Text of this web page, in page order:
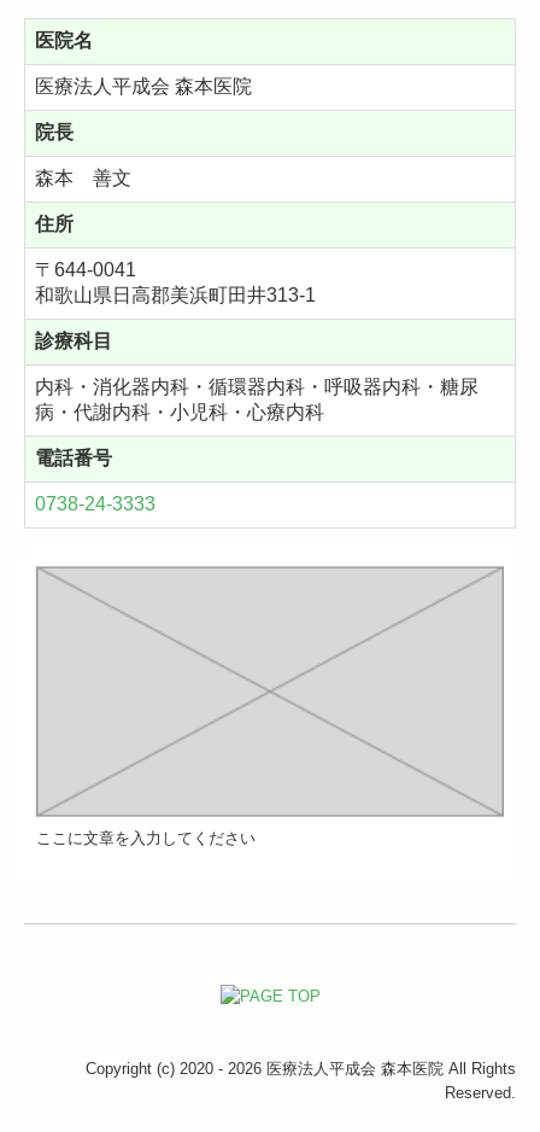
医院名
医療法人平成会 森本医院
院長
森本 善文
住所
〒644-0041
和歌山県日高郡美浜町田井313-1
診療科目
内科・消化器内科・循環器内科・呼吸器内科・糖尿
病・代謝内科・小児科・心療内科
電話番号
0738-24-3333
ここに文章を入力してください
Copyright (c) 2020 - 2026 医療法人平成会 森本医院 All Rights
Reserved.